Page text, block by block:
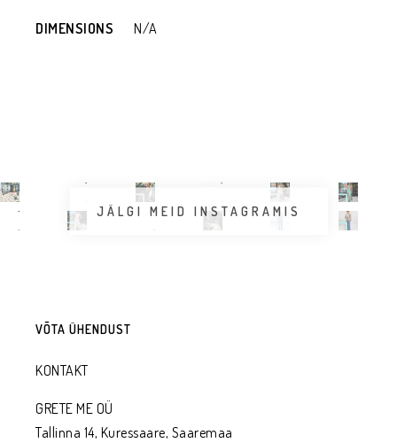
DIMENSIONS N/A
JÄLGI MEID INSTAGRAMIS
VÕTA ÜHENDUST
KONTAKT
GRETE ME OÜ
Tallinna 14, Kuressaare, Saaremaa